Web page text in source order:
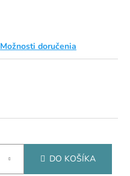
Možnosti doručenia
DO KOŠÍKA